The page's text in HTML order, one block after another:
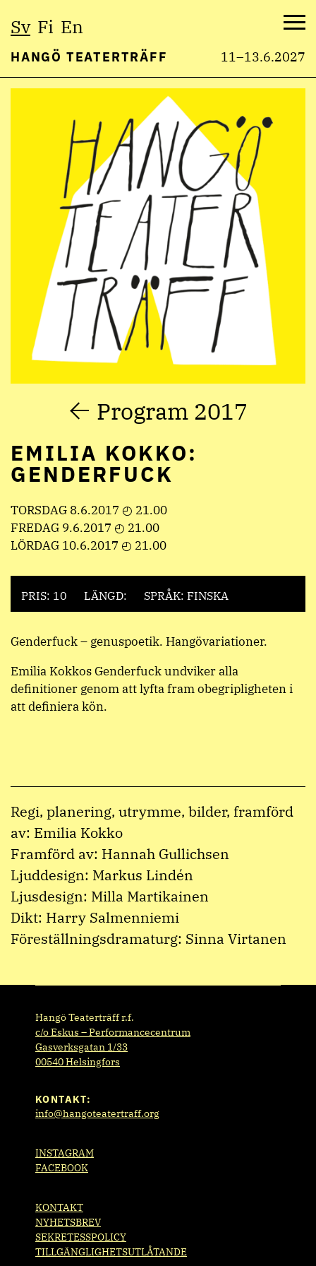
Sv Fi En
HANGÖ TEATERTRÄFF 11–13.6.2027
Program 2017
EMILIA KOKKO:
GENDERFUCK
TORSDAG 8.6.2017 ◴ 21.00
FREDAG 9.6.2017 ◴ 21.00
LÖRDAG 10.6.2017 ◴ 21.00
PRIS: 10 LÄNGD: SPRÅK: FINSKA
Genderfuck – genuspoetik. Hangövariationer.
Emilia Kokkos Genderfuck undviker alla
definitioner genom att lyfta fram obegripligheten i
att definiera kön.
Regi, planering, utrymme, bilder, framförd
av: Emilia Kokko
Framförd av: Hannah Gullichsen
Ljuddesign: Markus Lindén
Ljusdesign: Milla Martikainen
Dikt: Harry Salmenniemi
Föreställningsdramaturg: Sinna Virtanen
Hangö Teaterträff r.f.
c/o Eskus – Performancecentrum
Gasverksgatan 1/33
00540 Helsingfors
KONTAKT:
info@hangoteatertraff.org
INSTAGRAM
FACEBOOK
KONTAKT
NYHETSBREV
SEKRETESSPOLICY
TILLGÄNGLIGHETSUTLÅTANDE